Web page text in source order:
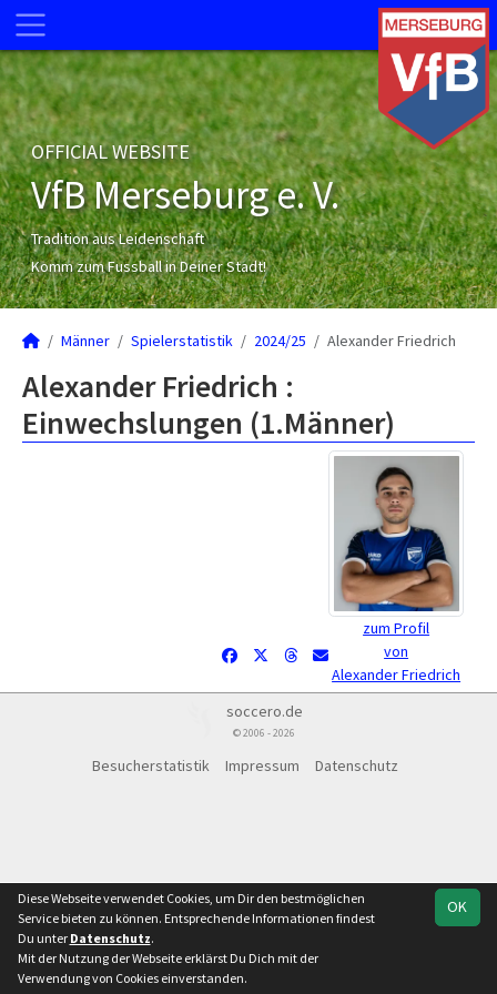
OFFICIAL WEBSITE
VfB Merseburg e. V.
Tradition aus Leidenschaft
Komm zum Fussball in Deiner Stadt!
Männer Spielerstatistik 2024/25 Alexander Friedrich
Alexander Friedrich :
Einwechslungen (1.Männer)
zum Profil
von
Alexander Friedrich
soccero.de
© 2006 - 2026
Besucherstatistik Impressum Datenschutz
OK
Diese Webseite verwendet Cookies, um Dir den bestmöglichen
Service bieten zu können. Entsprechende Informationen findest
Du unter Datenschutz.
Mit der Nutzung der Webseite erklärst Du Dich mit der
Verwendung von Cookies einverstanden.